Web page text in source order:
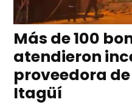
Más de 100
atendieron
proveedora
Itagüí